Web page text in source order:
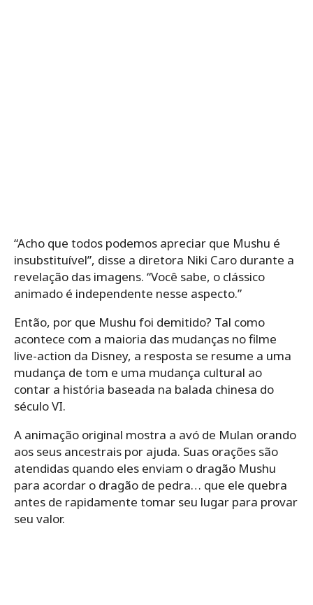
“Acho que todos podemos apreciar que Mushu é
insubstituível”, disse a diretora Niki Caro durante a
revelação das imagens. “Você sabe, o clássico
animado é independente nesse aspecto.”
Então, por que Mushu foi demitido? Tal como
acontece com a maioria das mudanças no filme
live-action da Disney, a resposta se resume a uma
mudança de tom e uma mudança cultural ao
contar a história baseada na balada chinesa do
século VI.
A animação original mostra a avó de Mulan orando
aos seus ancestrais por ajuda. Suas orações são
atendidas quando eles enviam o dragão Mushu
para acordar o dragão de pedra… que ele quebra
antes de rapidamente tomar seu lugar para provar
seu valor.